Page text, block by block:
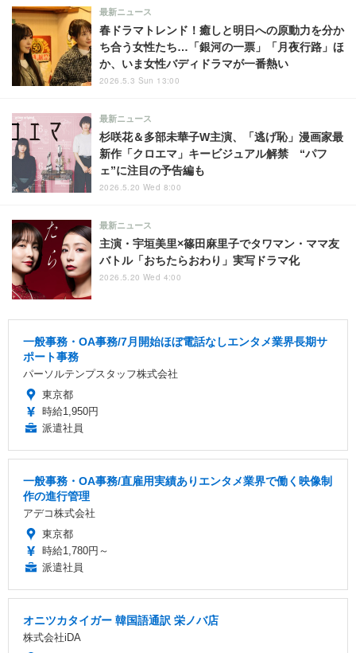
春ドラマトレンド！癒しと明日への原動力を分か
ち合う女性たち…「銀河の一票」「月夜行路」ほ
か、いま女性バディドラマが一番熱い
最新ニュース
2026.5.3 Sun 13:00
杉咲花＆多部未華子W主演、「逃げ恥」漫画家最
新作「クロエマ」キービジュアル解禁 “パフ
ェ”に注目の予告編も
最新ニュース
2026.5.20 Wed 8:00
主演・宇垣美里×篠田麻里子でタワマン・ママ友
バトル「おちたらおわり」実写ドラマ化
最新ニュース
2026.5.20 Wed 4:00
一般事務・OA事務/7月開始ほぼ電話なしエンタメ業界長期サ
ポート事務
パーソルテンプスタッフ株式会社
東京都
時給1,950円
派遣社員
一般事務・OA事務/直雇用実績ありエンタメ業界で働く映像制
作の進行管理
アデコ株式会社
東京都
時給1,780円～
派遣社員
オニツカタイガー 韓国語通訳 栄ノバ店
株式会社iDA